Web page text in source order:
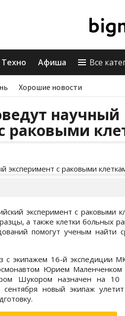
Техно Афиша Все
Хорошие новости
научный
раковыми
эксперимент с раковыми
а также клетки больных
помогут ученым найти
с экипажем 16-й экспедиции
Юрием
Шукором назначен на 10
новый экипаж